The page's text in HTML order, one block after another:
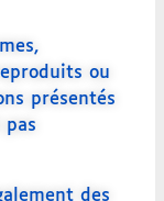
ou
présentés
pas
des